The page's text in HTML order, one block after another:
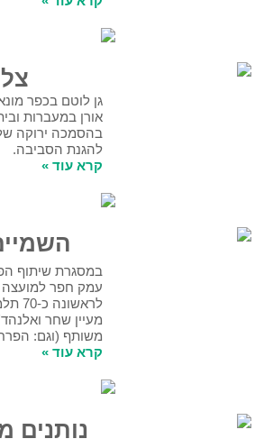
גן לוטם בכפר מונאש, גן סנונית באלישיב, גן
אורן במעברות ובית הספר אביחיל זכו
בהסמכה ירוקה של משרד החינוך והמשרד
השמיים הם הגבול
במסגרת שיתוף הפעולה בין המועצה האזורית
עמק חפר למועצה המקומית זמר, נפגשו
לראשונה כ-70 תלמידי כיתה ח' מבתי הספר
מעיין שחר ואלנהד'א ליום היכרות ושיח
משותף (וגם: הפרחת בלונים לאוויר!).
נותנים מקום לעסקים